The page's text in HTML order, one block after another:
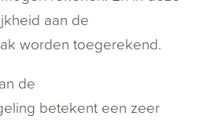
aan de
worden toegerekend.
de
betekent een zeer